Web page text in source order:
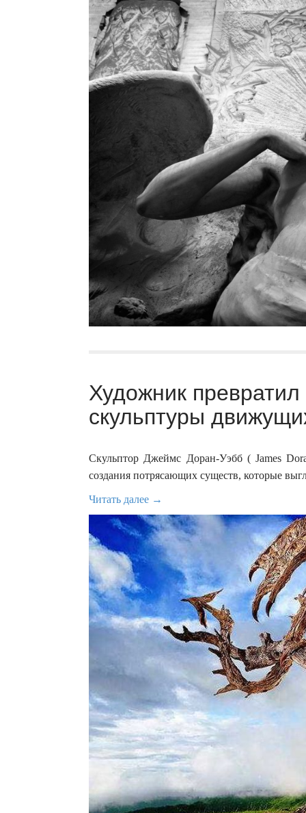
Художник
скульптуры
Скульптор Джеймс Доран-Уэбб ( James
создания потрясающих существ, которые
Читать далее →